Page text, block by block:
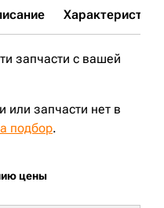
Характеристики
запчасти с вашей
или запчасти нет в
подбор.
цены